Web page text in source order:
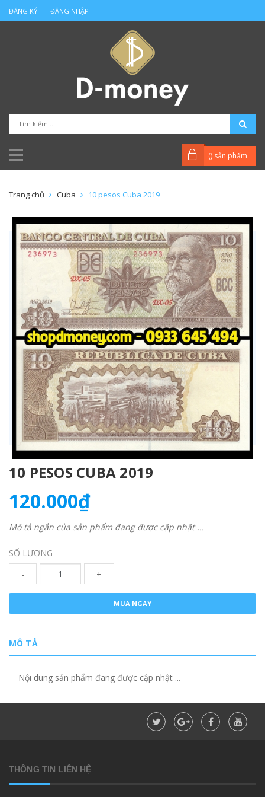
ĐĂNG KÝ ĐĂNG NHẬP
() sản phẩm
Trang chủ Cuba 10 pesos Cuba 2019
10 PESOS CUBA 2019
120.000₫
Mô tả ngắn của sản phẩm đang được cập nhật ...
SỐ LƯỢNG
-
+
MUA NGAY
MÔ TẢ
Nội dung sản phẩm đang được cập nhật ...
THÔNG TIN LIÊN HỆ